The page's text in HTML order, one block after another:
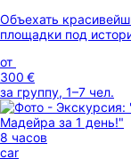
Объехать
площадки под
от
300 €
за группу, 1–7 чел.
8 часов
car